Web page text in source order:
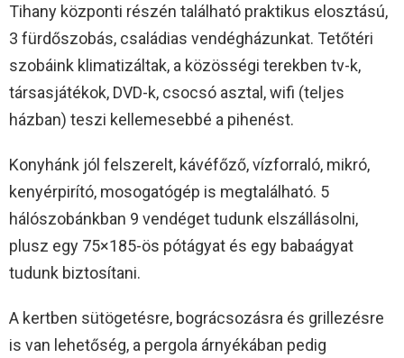
Tihany központi részén található praktikus elosztású,
3 fürdőszobás, családias vendégházunkat. Tetőtéri
szobáink klimatizáltak, a közösségi terekben tv-k,
társasjátékok, DVD-k, csocsó asztal, wifi (teljes
házban) teszi kellemesebbé a pihenést.
Konyhánk jól felszerelt, kávéfőző, vízforraló, mikró,
kenyérpirító, mosogatógép is megtalálható. 5
hálószobánkban 9 vendéget tudunk elszállásolni,
plusz egy 75×185-ös pótágyat és egy babaágyat
tudunk biztosítani.
A kertben sütögetésre, bográcsozásra és grillezésre
is van lehetőség, a pergola árnyékában pedig